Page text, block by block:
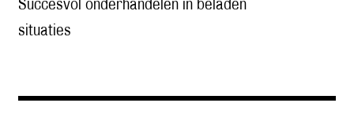
Succesvol onderhandelen in beladen
situaties